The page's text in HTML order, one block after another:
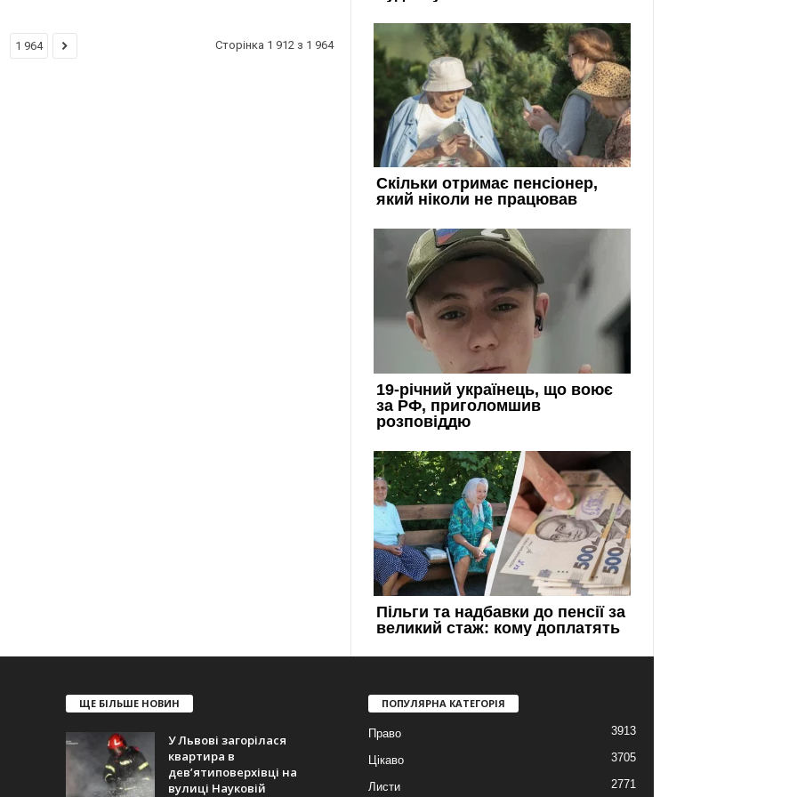
1 964 Сторінка 1 912 з 1 964
ЩЕ БІЛЬШЕ НОВИН
У Львові загорілася
квартира в
дев’ятиповерхівці на
вулиці Науковій
ПОПУЛЯРНА КАТЕГОРІЯ
Право 3913
Цікаво 3705
Листи 2771